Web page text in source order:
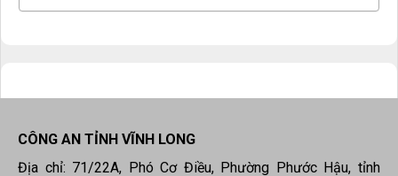
CÔNG AN TỈNH VĨNH LONG
Địa chỉ: 71/22A, Phó Cơ Điều, Phường Phước Hậu, tỉnh